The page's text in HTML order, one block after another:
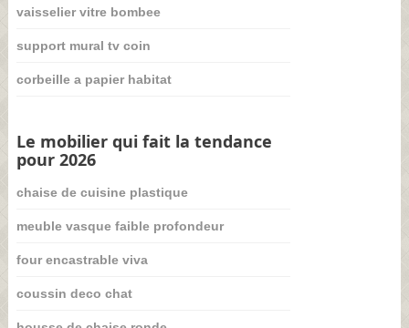
vaisselier vitre bombee
support mural tv coin
corbeille a papier habitat
Le mobilier qui fait la tendance
pour 2026
chaise de cuisine plastique
meuble vasque faible profondeur
four encastrable viva
coussin deco chat